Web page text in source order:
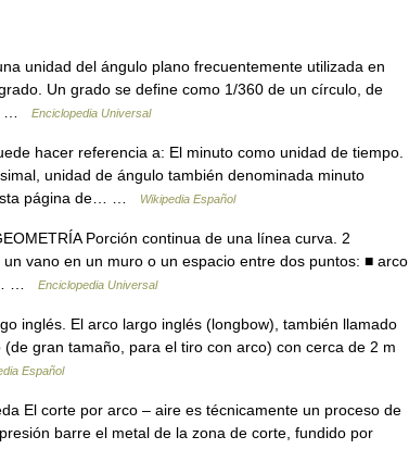
unidad del ángulo plano frecuentemente utilizada en
Un grado se define como 1/360 de un círculo, de
…
Enciclopedia Universal
hacer referencia a: El minuto como unidad de tiempo.
unidad de ángulo también denominada minuto
página de… …
Wikipedia Español
Porción continua de una línea curva. 2
vano en un muro o un espacio entre dos puntos: ■ arco
…
Enciclopedia Universal
inglés. El arco largo inglés (longbow), también llamado
gran tamaño, para el tiro con arco) con cerca de 2 m
Español
El corte por arco – aire es técnicamente un proceso de
barre el metal de la zona de corte, fundido por